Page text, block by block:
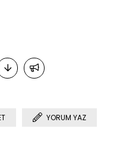
YORUM YAZ